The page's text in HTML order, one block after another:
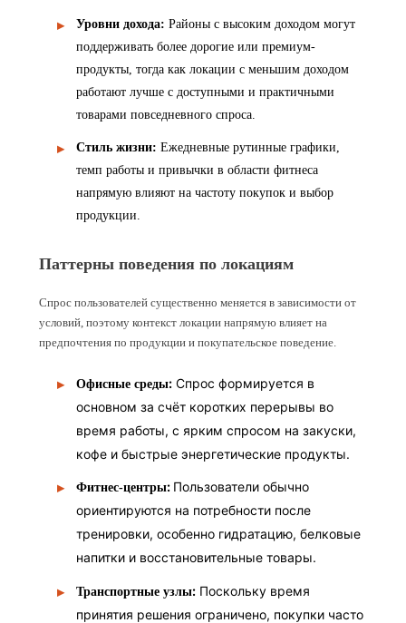
Уровни дохода: Районы с высоким доходом могут
поддерживать более дорогие или премиум-
продукты, тогда как локации с меньшим доходом
работают лучше с доступными и практичными
товарами повседневного спроса.
Стиль жизни: Ежедневные рутинные графики,
темп работы и привычки в области фитнеса
напрямую влияют на частоту покупок и выбор
продукции.
Паттерны поведения по локациям
Спрос пользователей существенно меняется в зависимости от
условий, поэтому контекст локации напрямую влияет на
предпочтения по продукции и покупательское поведение.
Офисные среды: Спрос формируется в
основном за счёт коротких перерывы во
время работы, с ярким спросом на закуски,
кофе и быстрые энергетические продукты.
Фитнес-центры: Пользователи обычно
ориентируются на потребности после
тренировки, особенно гидратацию, белковые
напитки и восстановительные товары.
Транспортные узлы: Поскольку время
принятия решения ограничено, покупки часто